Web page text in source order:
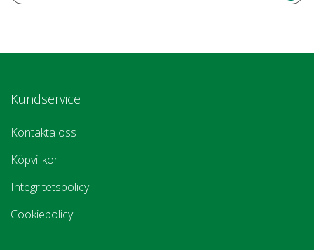
Kundservice
Kontakta oss
Köpvillkor
Integritetspolicy
Cookiepolicy